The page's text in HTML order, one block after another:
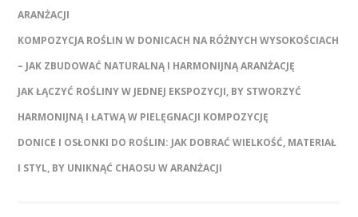
ARANŻACJI
KOMPOZYCJA ROŚLIN W DONICACH NA RÓŻNYCH WYSOKOŚCIACH
– JAK ZBUDOWAĆ NATURALNĄ I HARMONIJNĄ ARANŻACJĘ
JAK ŁĄCZYĆ ROŚLINY W JEDNEJ EKSPOZYCJI, BY STWORZYĆ
HARMONIJNĄ I ŁATWĄ W PIELĘGNACJI KOMPOZYCJĘ
DONICE I OSŁONKI DO ROŚLIN: JAK DOBRAĆ WIELKOŚĆ, MATERIAŁ
I STYL, BY UNIKNĄĆ CHAOSU W ARANŻACJI